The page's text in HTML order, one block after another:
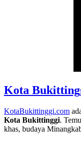
Kota
KotaBukittinggi.com
Kota Bukittinggi.
khas, budaya